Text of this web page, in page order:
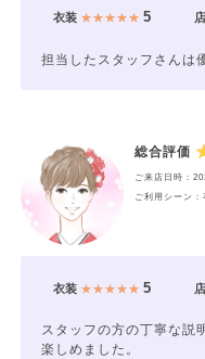
衣装★★★★★ 5
担当したスタッフさんは
総合評価
ご来店日時：
ご利用シーン
衣装★★★★★ 5
スタッフの方の丁寧な説
楽しめました。